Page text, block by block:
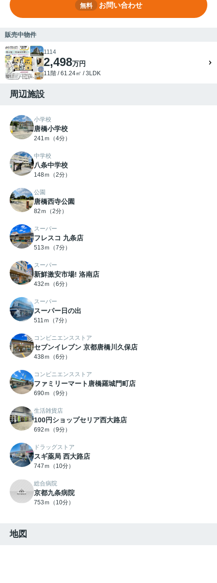
無料 お問い合わせ
販売中物件
1114
2,498万円
11階 / 61.24㎡ / 3LDK
周辺施設
小学校
唐橋小学校
241ｍ（4分）
中学校
八条中学校
148ｍ（2分）
公園
唐橋西寺公園
82ｍ（2分）
スーパー
フレスコ 九条店
513ｍ（7分）
スーパー
新鮮激安市場! 洛南店
432ｍ（6分）
スーパー
スーパー日の出
511ｍ（7分）
コンビニエンスストア
セブンイレブン 京都唐橋川久保店
438ｍ（6分）
コンビニエンスストア
ファミリーマート唐橋羅城門町店
690ｍ（9分）
生活雑貨店
100円ショップセリア西大路店
692ｍ（9分）
ドラッグストア
スギ薬局 西大路店
747ｍ（10分）
総合病院
京都九条病院
753ｍ（10分）
地図